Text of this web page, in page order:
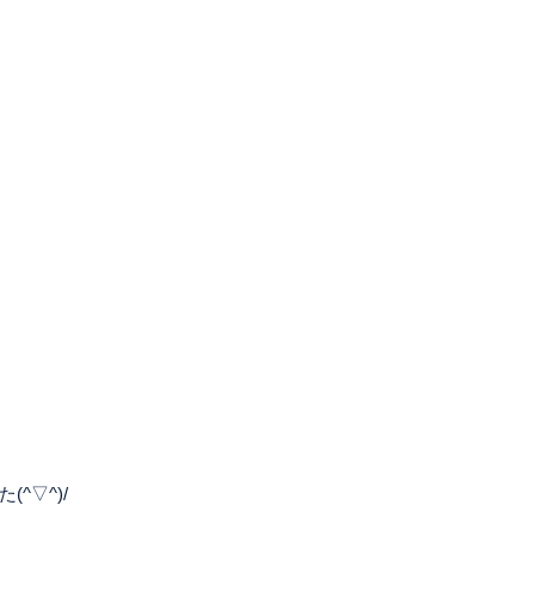
た(^▽^)/